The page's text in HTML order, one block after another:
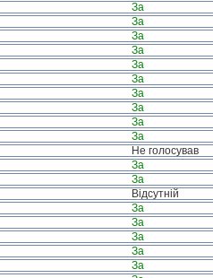
За
За
За
За
За
За
За
За
За
За
Не голосував
За
За
Відсутній
За
За
За
За
За